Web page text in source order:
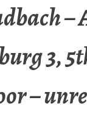
–
3,
–